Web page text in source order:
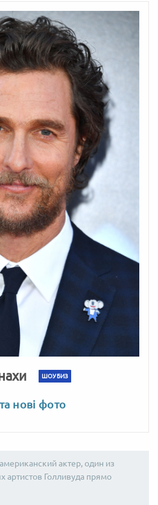
ШОУБИЗ
нові фото
актер, один из
артистов Голливуда прямо